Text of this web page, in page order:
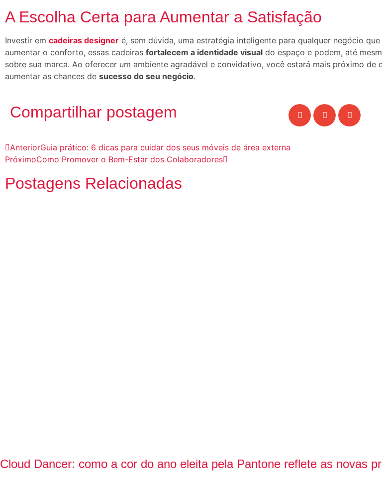
A Escolha Certa para Aumentar a Satisfação
Investir em cadeiras designer é, sem dúvida, uma estratégia inteligente para qualquer negócio
aumentar o conforto, essas cadeiras fortalecem a identidade visual do espaço e podem, até
sobre sua marca. Ao oferecer um ambiente agradável e convidativo, você estará mais próximo de
aumentar as chances de sucesso do seu negócio.
Compartilhar postagem
AnteriorGuia prático: 6 dicas para cuidar dos seus móveis de área externa
PróximoComo Promover o Bem-Estar dos Colaboradores
Postagens Relacionadas
Cloud Dancer: como a cor do ano eleita pela Pantone reflete as novas